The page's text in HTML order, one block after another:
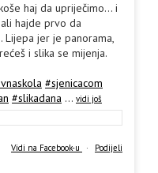
haj da upriječimo... i
hajde prvo da
jer je panorama,
i slika se mijenja.
#sjenicacom
#slikadana ... vidi još
Vidi na Facebook-u · Podijeli